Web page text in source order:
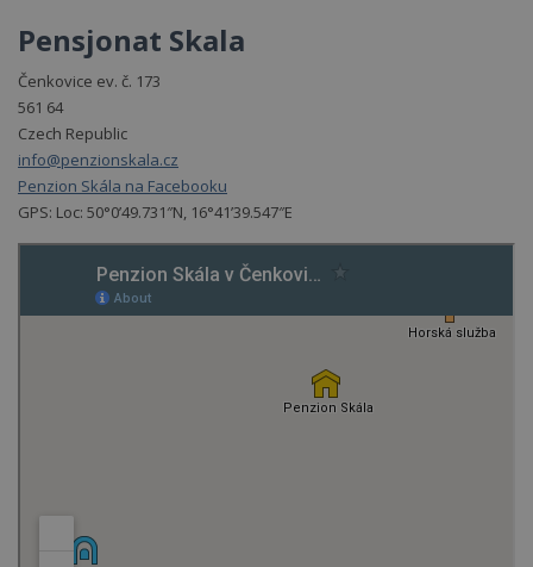
Krb
Free
Nekuřácké
Vhodné
Cyklistika
Lyžování
Pensjonat Skala
Čenkovice ev. č. 173
561 64
Czech Republic
info@penzionskala.cz
Penzion Skála na Facebooku
GPS: Loc: 50°0’49.731″N, 16°41’39.547″E